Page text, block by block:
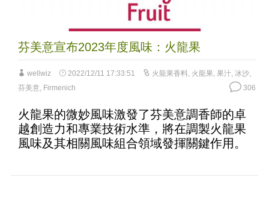
芬美意宣布2023年度風味：火龍果
wellwiz 2022/12/11 17:33:51 火龍果香料 火龍果, 果汁, 冰沙,
芬美意, Firmenich 306
火龍果的微妙風味激發了芬美意調香師的卓
越創造力和專業技術水準，將在調製火龍果
風味及其相關風味組合領域發揮關鍵作用。